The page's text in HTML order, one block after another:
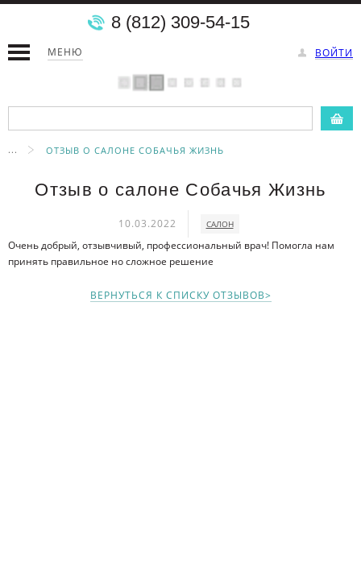
МЕНЮ ВОЙТИ
8 (812) 309-54-15
... ОТЗЫВ О САЛОНЕ СОБАЧЬЯ ЖИЗНЬ
Отзыв о салоне Собачья Жизнь
10.03.2022 САЛОН
Очень добрый, отзывчивый, профессиональный врач! Помогла нам
принять правильное но сложное решение
ВЕРНУТЬСЯ К СПИСКУ ОТЗЫВОВ